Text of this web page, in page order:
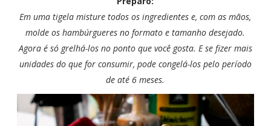
Em uma tigela misture todos os ingredientes e, com as mãos,
molde os hambúrgueres no formato e tamanho desejado.
Agora é só grelhá-los no ponto que você gosta. E se fizer mais
unidades do que for consumir, pode congelá-los pelo período
de até 6 meses.